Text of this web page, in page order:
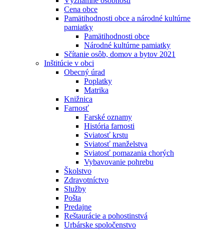
Cena obce
Pamätihodnosti obce a národné kultúrne
pamiatky
Pamätihodnosti obce
Národné kultúrne pamiatky
Sčítanie osôb, domov a bytov 2021
Inštitúcie v obci
Obecný úrad
Poplatky
Matrika
Knižnica
Farnosť
Farské oznamy
História farnosti
Sviatosť krstu
Sviatosť manželstva
Sviatosť pomazania chorých
Vybavovanie pohrebu
Školstvo
Zdravotníctvo
Služby
Pošta
Predajne
Reštaurácie a pohostinstvá
Urbárske spoločenstvo